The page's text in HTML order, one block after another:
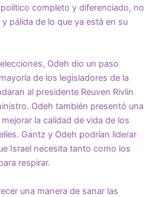
completo y diferenciado, no
pálida de lo que ya está en su
Odeh dio un paso
de los legisladores de la
al presidente Reuven Rivlin
Odeh también presentó una
la calidad de vida de los
Gantz y Odeh podrían liderar
Israel necesita tanto como los
respirar.
una manera de sanar las